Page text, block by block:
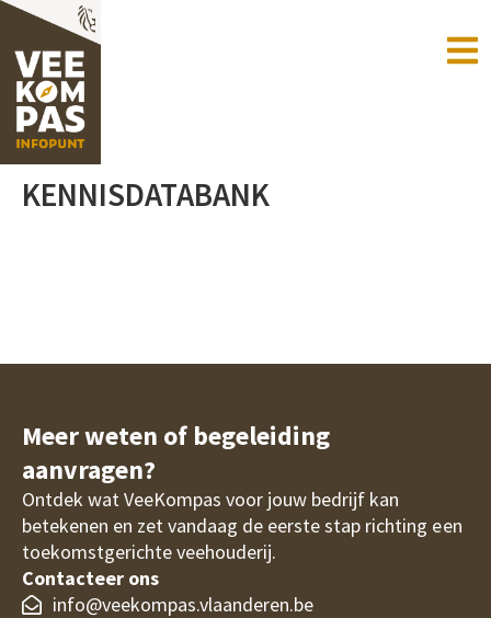
Ga
de
inhoud
KENNISDATABANK
Meer weten of begeleiding
aanvragen?
Ontdek wat VeeKompas voor jouw bedrijf kan
betekenen en zet vandaag de eerste stap richting een
toekomstgerichte veehouderij.
Contacteer ons
info@veekompas.vlaanderen.be